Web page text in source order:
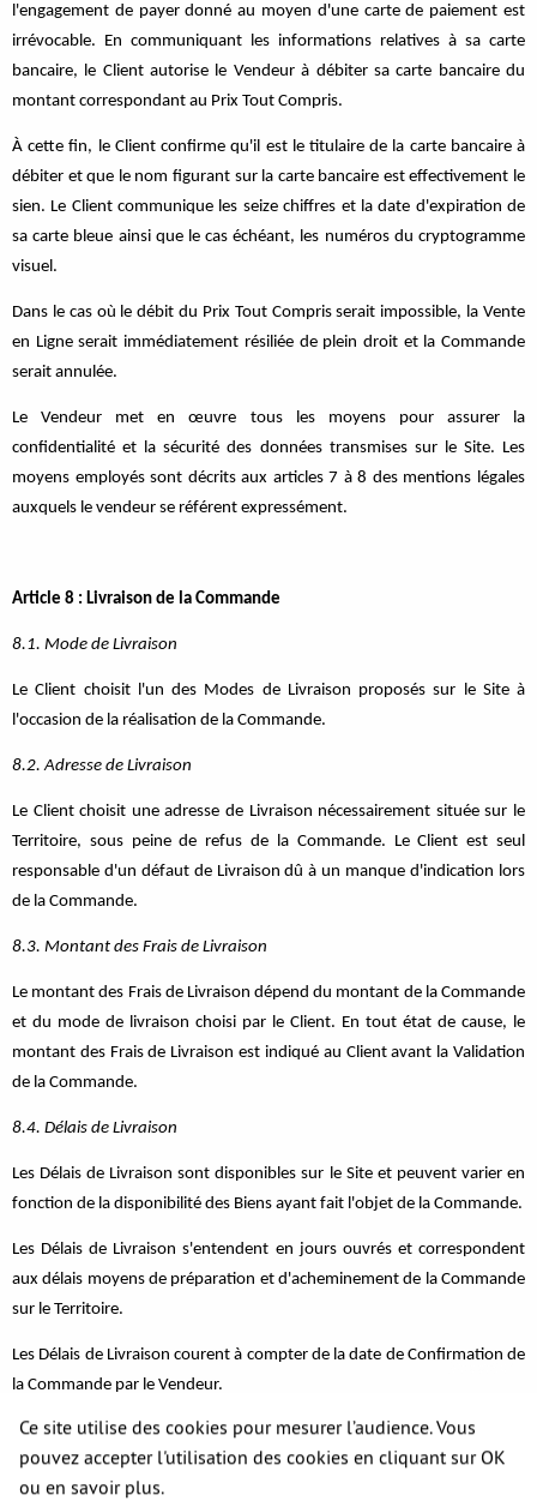
l'engagement de payer donné au moyen d'une carte de paiement est
irrévocable. En communiquant les informations relatives à sa carte
bancaire, le Client autorise le Vendeur à débiter sa carte bancaire du
montant correspondant au Prix Tout Compris.
À cette fin, le Client confirme qu'il est le titulaire de la carte bancaire à
débiter et que le nom figurant sur la carte bancaire est effectivement le
sien. Le Client communique les seize chiffres et la date d'expiration de
sa carte bleue ainsi que le cas échéant, les numéros du cryptogramme
visuel.
Dans le cas où le débit du Prix Tout Compris serait impossible, la Vente
en Ligne serait immédiatement résiliée de plein droit et la Commande
serait annulée.
Le Vendeur met en œuvre tous les moyens pour assurer la
confidentialité et la sécurité des données transmises sur le Site. Les
moyens employés sont décrits aux articles 7 à 8 des mentions légales
auxquels le vendeur se référent expressément.
Article 8 : Livraison de la Commande
8.1. Mode de Livraison
Le Client choisit l'un des Modes de Livraison proposés sur le Site à
l'occasion de la réalisation de la Commande.
8.2. Adresse de Livraison
Le Client choisit une adresse de Livraison nécessairement située sur le
Territoire, sous peine de refus de la Commande. Le Client est seul
responsable d'un défaut de Livraison dû à un manque d'indication lors
de la Commande.
8.3. Montant des Frais de Livraison
Le montant des Frais de Livraison dépend du montant de la Commande
et du mode de livraison choisi par le Client. En tout état de cause, le
montant des Frais de Livraison est indiqué au Client avant la Validation
de la Commande.
8.4. Délais de Livraison
Les Délais de Livraison sont disponibles sur le Site et peuvent varier en
fonction de la disponibilité des Biens ayant fait l'objet de la Commande.
Les Délais de Livraison s'entendent en jours ouvrés et correspondent
aux délais moyens de préparation et d'acheminement de la Commande
sur le Territoire.
Les Délais de Livraison courent à compter de la date de Confirmation de
la Commande par le Vendeur.
8.5. Retard de Livraison
Ce site utilise des cookies pour mesurer l’audience. Vous
pouvez accepter l'utilisation des cookies en cliquant sur OK
ou en savoir plus.
S'opposer